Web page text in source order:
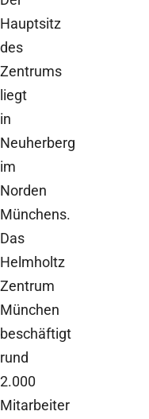
Hauptsitz
des
Zentrums
liegt
in
Neuherberg
im
Norden
Münchens.
Das
Helmholtz
Zentrum
München
beschäftigt
rund
2.000
Mitarbeiter